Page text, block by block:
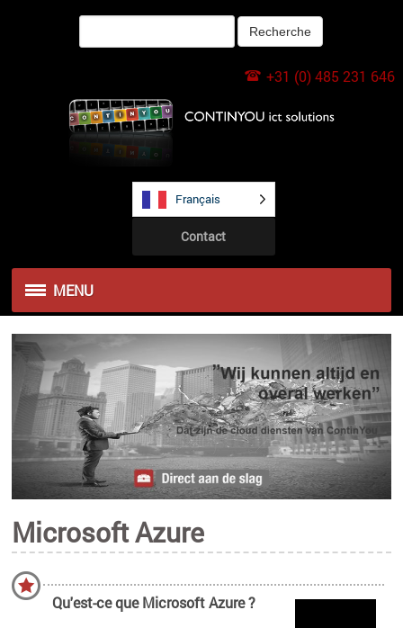
+31 (0) 485 231 646
Français
Contact
MENU
Microsoft Azure
Qu'est-ce que Microsoft Azure ?